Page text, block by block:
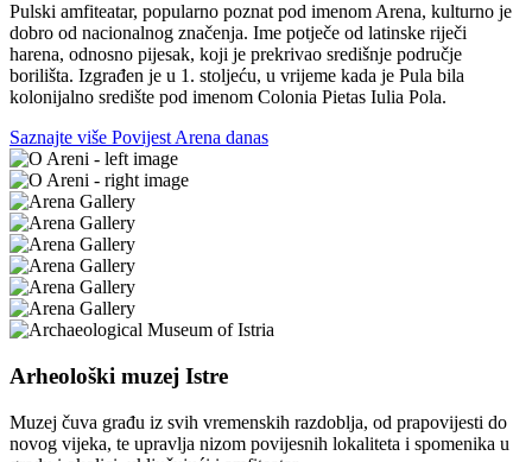
Pulski amfiteatar, popularno poznat pod imenom Arena, kulturno je
dobro od nacionalnog značenja. Ime potječe od latinske riječi
harena, odnosno pijesak, koji je prekrivao središnje područje
borilišta. Izgrađen je u 1. stoljeću, u vrijeme kada je Pula bila
kolonijalno središte pod imenom Colonia Pietas Iulia Pola.
Saznajte više Povijest Arena danas
Arheološki muzej Istre
Muzej čuva građu iz svih vremenskih razdoblja, od prapovijesti do
novog vijeka, te upravlja nizom povijesnih lokaliteta i spomenika u